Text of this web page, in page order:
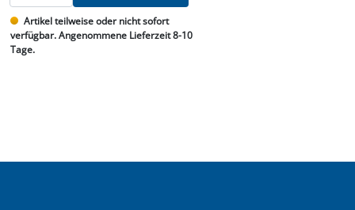
Artikel teilweise oder nicht sofort
verfügbar. Angenommene Lieferzeit 8-10
Tage.